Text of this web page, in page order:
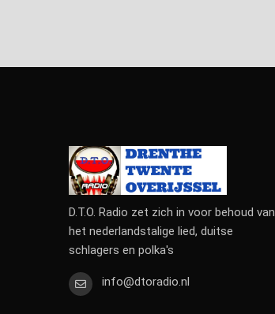
D.T.O. Radio zet zich in voor behoud van
het nederlandstalige lied, duitse
schlagers en polka's
info@dtoradio.nl